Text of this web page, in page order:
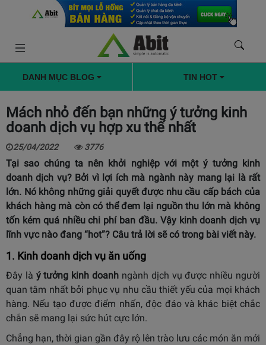
DANH MỤC BLOG TIN HOT
Mách nhỏ đến bạn những ý tưởng kinh
doanh dịch vụ hợp xu thế nhất
25/04/2022 3776
Tại sao chúng ta nên khởi nghiệp với một ý tưởng kinh
doanh dịch vụ? Bởi vì lợi ích mà ngành này mang lại là rất
lớn. Nó không những giải quyết được nhu cầu cấp bách của
khách hàng mà còn có thể đem lại nguồn thu lớn mà không
tốn kém quá nhiều chi phí ban đầu. Vậy kinh doanh dịch vụ
lĩnh vực nào đang “hot”? Câu trả lời sẽ có trong bài viết này.
1. Kinh doanh dịch vụ ăn uống
Đây là ý tưởng kinh doanh ngành dịch vụ được nhiều người
quan tâm nhất bởi phục vụ nhu cầu thiết yếu của mọi khách
hàng. Nếu tạo được điểm nhấn, độc đáo và khác biệt chắc
chắn sẽ mang lại sức hút cực lớn.
Chẳng hạn, thời gian gần đây rộ lên trào lưu các món ăn mới